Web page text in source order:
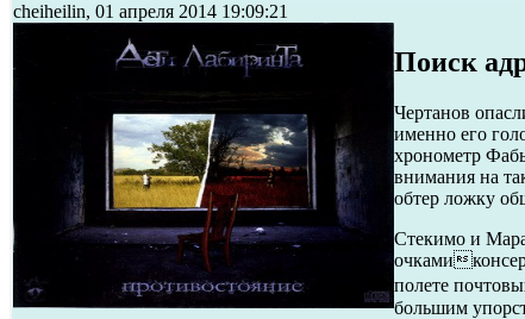
cheiheilin, 01 апреля 2014 19:09:21
Поиск
Чертанов
именно его
хронометр
внимания на
обтер ложку
Стекимо и
очками
полете
большим